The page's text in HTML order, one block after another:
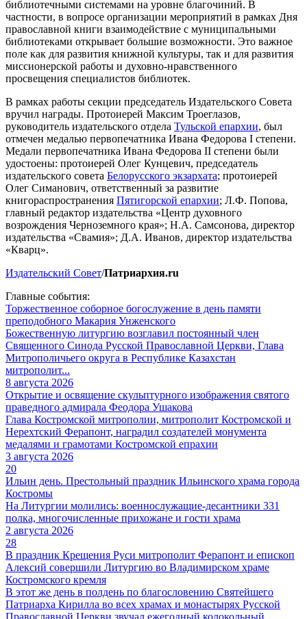
библиотечными системами на уровне благочиний. В
частности, в вопросе организации мероприятий в рамках Дня
православной книги взаимодействие с муниципальными
библиотеками открывает большие возможности. Это важное
поле как для развития книжной культуры, так и для развития
миссионерской работы и духовно-нравственного
просвещения специалистов библиотек.
В рамках работы секции председатель Издательского Совета
вручил награды. Протоиерей Максим Троеглазов,
руководитель издательского отдела Тульской епархии, был
отмечен медалью первопечатника Ивана Федорова I степени.
Медали первопечатника Ивана Федорова II степени были
удостоены:­ протоиерей Олег Кунцевич, председатель
издательского совета Белорусского экзархата;­ протоиерей
Олег Симанович, ответственный за развитие
книгораспространения Пятигорской епархии;­ Л.Ф. Попова,
главный редактор издательства «Центр духовного
возрождения Черноземного края»;­ Н.А. Самсонова, директор
издательства «Свамия»;­ Д.А. Иванов, директор издательства
«Кварц».
Издательский Совет/Патриархия.ru
Главные события:
Торжественное соборное богослужение в день памяти
преподобного Макария Унженского
Божественную литургию возглавил постоянный член
Священного Синода Русской Православной Церкви, Глава
Митрополичьего округа в Республике Казахстан
митрополит...
8 августа 2026
Открытие и освящение скульптурного изображения святого
праведного адмирала Феодора Ушакова
Глава Костромской митрополии, митрополит Костромской и
Нерехтский Ферапонт, наградил создателей монумента
медалями и грамотами Костромской епрахии
3 августа 2026
20
Ильин день. Престольный праздник Ильинского храма города
Костромы
На Литургии молились: военнослужащие-десантники 331
полка, многочисленные прихожане и гости храма
2 августа 2026
28
В праздник Крещения Руси митрополит Ферапонт и епископ
Алексий совершили Литургию во Владимирском храме
Костромского кремля
В этот же день в полдень по благословению Святейшего
Патриарха Кирилла во всех храмах и монастырях Русской
Православной Церкви звучал ежегодный колокольный...